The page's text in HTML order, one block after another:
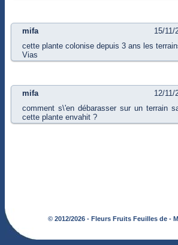
mifa
15/11/
cette plante colonise depuis 3 ans les
Vias
mifa
12/11/
comment s\'en débarasser sur un terrain
cette plante envahit ?
© 2012/2026 - Fleurs Fruits Feuilles de -